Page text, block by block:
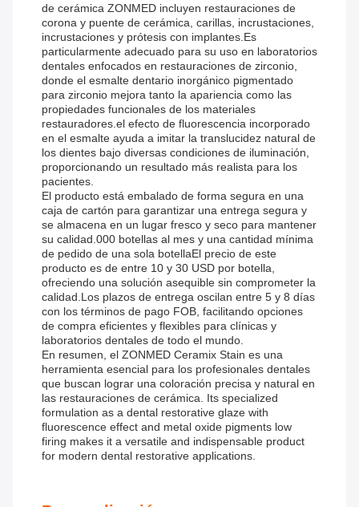
de cerámica ZONMED incluyen restauraciones de
corona y puente de cerámica, carillas, incrustaciones,
incrustaciones y prótesis con implantes.Es
particularmente adecuado para su uso en laboratorios
dentales enfocados en restauraciones de zirconio,
donde el esmalte dentario inorgánico pigmentado
para zirconio mejora tanto la apariencia como las
propiedades funcionales de los materiales
restauradores.el efecto de fluorescencia incorporado
en el esmalte ayuda a imitar la translucidez natural de
los dientes bajo diversas condiciones de iluminación,
proporcionando un resultado más realista para los
pacientes.
El producto está embalado de forma segura en una
caja de cartón para garantizar una entrega segura y
se almacena en un lugar fresco y seco para mantener
su calidad.000 botellas al mes y una cantidad mínima
de pedido de una sola botellaEl precio de este
producto es de entre 10 y 30 USD por botella,
ofreciendo una solución asequible sin comprometer la
calidad.Los plazos de entrega oscilan entre 5 y 8 días
con los términos de pago FOB, facilitando opciones
de compra eficientes y flexibles para clínicas y
laboratorios dentales de todo el mundo.
En resumen, el ZONMED Ceramix Stain es una
herramienta esencial para los profesionales dentales
que buscan lograr una coloración precisa y natural en
las restauraciones de cerámica. Its specialized
formulation as a dental restorative glaze with
fluorescence effect and metal oxide pigments low
firing makes it a versatile and indispensable product
for modern dental restorative applications.